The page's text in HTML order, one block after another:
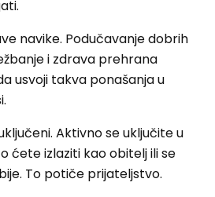
navike. Podučavanje dobrih
i zdrava prehrana
usvoji takva ponašanja u
Aktivno se uključite u
ćete izlaziti kao obitelj ili se
To potiče prijateljstvo.